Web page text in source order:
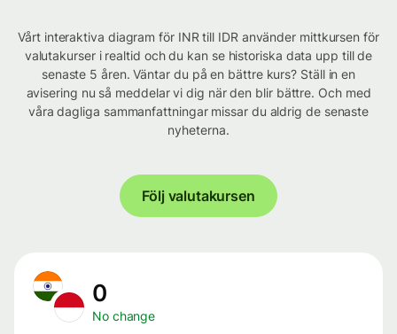
Vårt interaktiva diagram för INR till IDR använder mittkursen för
valutakurser i realtid och du kan se historiska data upp till de
senaste 5 åren. Väntar du på en bättre kurs? Ställ in en
avisering nu så meddelar vi dig när den blir bättre. Och med
våra dagliga sammanfattningar missar du aldrig de senaste
nyheterna.
Följ valutakursen
0
No change